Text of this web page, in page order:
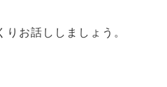
お話ししましょう。